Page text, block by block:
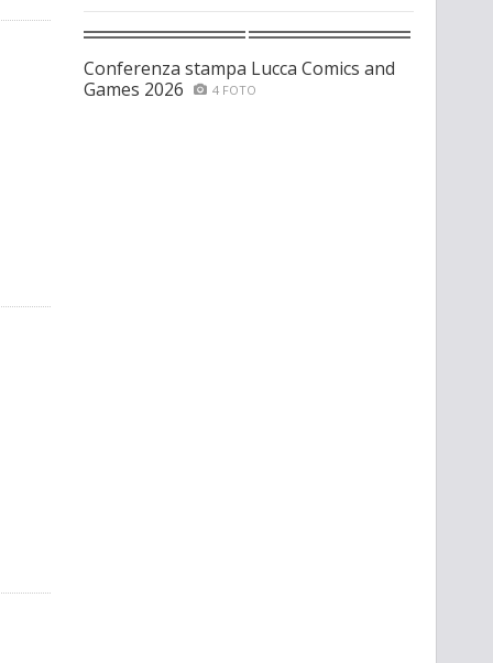
Conferenza stampa Lucca Comics and
Games 2026
4 FOTO